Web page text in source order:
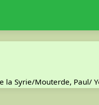
la Syrie/Mouterde, Paul/